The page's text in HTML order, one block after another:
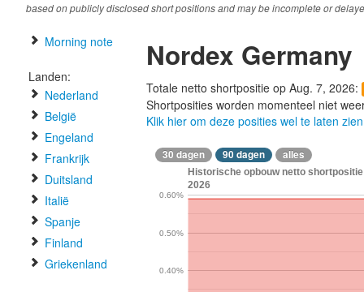
based on publicly disclosed short positions and may be incomplete or
Morning note
Landen:
Nederland
België
Engeland
Frankrijk
Duitsland
Italië
Spanje
Finland
Griekenland
Nordex Germany
Totale netto shortpositie op Aug. 7, 2026:
Shortposities worden momenteel niet
Klik hier om deze posities wel te laten zien
30 dagen 90 dagen alles
Historische opbouw netto
2026
0.40%
0.50%
0.60%